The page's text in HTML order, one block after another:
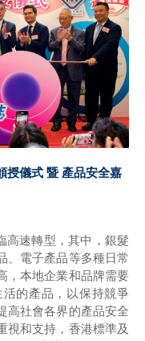
授儀式 暨 產品安全嘉
高速轉型，其中，銀髮
、電子產品等多種日常
，本地企業和品牌需要
的產品，以保持競爭
高社會各界的產品安全
視和支持，香港標準及